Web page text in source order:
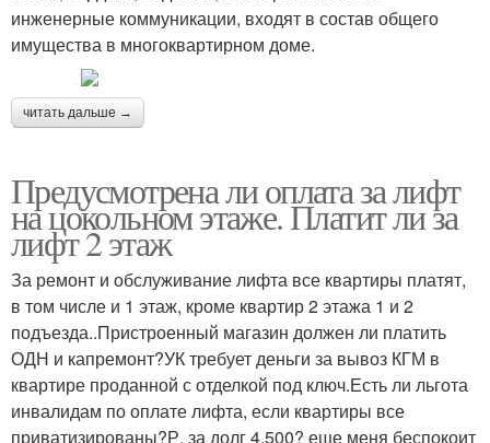
инженерные коммуникации, входят в состав общего
имущества в многоквартирном доме.
читать дальше →
Предусмотрена ли оплата за лифт
на цокольном этаже. Платит ли за
лифт 2 этаж
За ремонт и обслуживание лифта все квартиры платят,
в том числе и 1 этаж, кроме квартир 2 этажа 1 и 2
подъезда..Пристроенный магазин должен ли платить
ОДН и капремонт?УК требует деньги за вывоз КГМ в
квартире проданной с отделкой под ключ.Есть ли льгота
инвалидам по оплате лифта, если квартиры все
приватизированы?Р. за долг 4.500? еще меня беспокоит